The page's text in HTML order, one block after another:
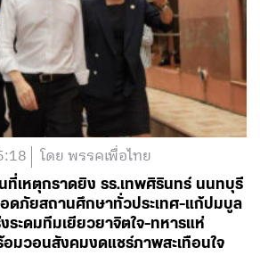
โดย พรรคเพื่อไทย
ที่เหตุกราดยิง รร.เทพศิรินทร์ นนทบุรี
ดภัยสถานศึกษาทั่วประเทศ-แก้ปมบูล
ระดมทีมเยียวยาจิตใจ-ทหารแห่
มวอนสังคมงดแชร์ภาพสะเทือนใจ